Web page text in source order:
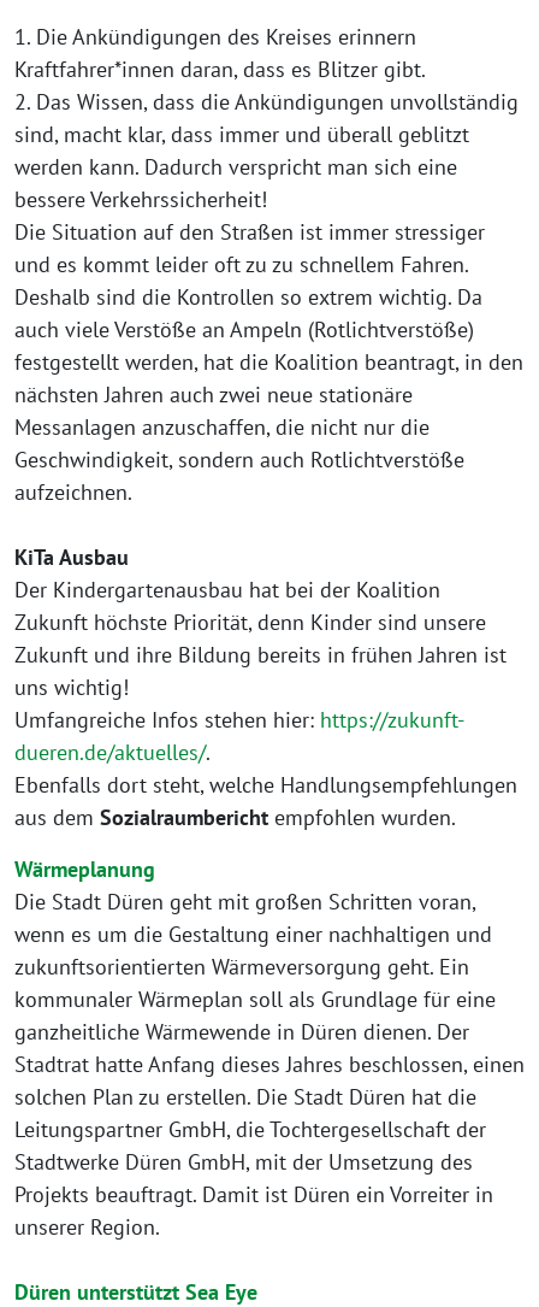
1. Die Ankündigungen des Kreises erinnern
Kraftfahrer*innen daran, dass es Blitzer gibt.
2. Das Wissen, dass die Ankündigungen unvollständig
sind, macht klar, dass immer und überall geblitzt
werden kann. Dadurch verspricht man sich eine
bessere Verkehrssicherheit!
Die Situation auf den Straßen ist immer stressiger
und es kommt leider oft zu zu schnellem Fahren.
Deshalb sind die Kontrollen so extrem wichtig. Da
auch viele Verstöße an Ampeln (Rotlichtverstöße)
festgestellt werden, hat die Koalition beantragt, in den
nächsten Jahren auch zwei neue stationäre
Messanlagen anzuschaffen, die nicht nur die
Geschwindigkeit, sondern auch Rotlichtverstöße
aufzeichnen.
KiTa Ausbau
Der Kindergartenausbau hat bei der Koalition
Zukunft höchste Priorität, denn Kinder sind unsere
Zukunft und ihre Bildung bereits in frühen Jahren ist
uns wichtig!
Umfangreiche Infos stehen hier: https://zukunft-
dueren.de/aktuelles/.
Ebenfalls dort steht, welche Handlungsempfehlungen
aus dem Sozialraumbericht empfohlen wurden.
Wärmeplanung
Die Stadt Düren geht mit großen Schritten voran,
wenn es um die Gestaltung einer nachhaltigen und
zukunftsorientierten Wärmeversorgung geht. Ein
kommunaler Wärmeplan soll als Grundlage für eine
ganzheitliche Wärmewende in Düren dienen. Der
Stadtrat hatte Anfang dieses Jahres beschlossen, einen
solchen Plan zu erstellen. Die Stadt Düren hat die
Leitungspartner GmbH, die Tochtergesellschaft der
Stadtwerke Düren GmbH, mit der Umsetzung des
Projekts beauftragt. Damit ist Düren ein Vorreiter in
unserer Region.
Düren unterstützt Sea Eye